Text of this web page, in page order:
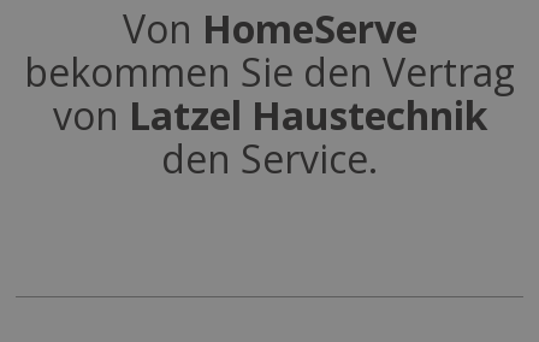
Von HomeServe
bekommen Sie den Vertrag
von Latzel Haustechnik
den Service.
ALLE ABLEHNEN
COOKIE-DETAILS EINSEHEN